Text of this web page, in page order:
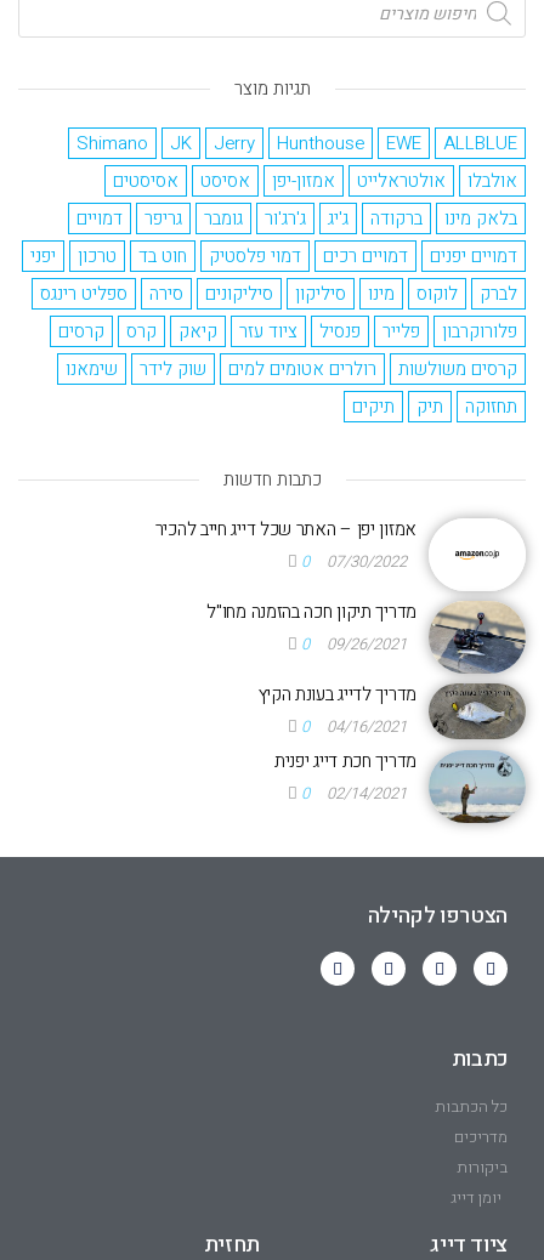
תגיות מוצר
ALLBLUE
EWE
Hunthouse
Jerry
JK
Shimano
אולבלו
אולטראלייט אמזון-יפן אסיסט
אסיסטים
בלאק מינו
ברקודה ג'יג ג'רג'ור גומבר גריפר
דמויים
דמויים יפנים
דמויים רכים דמוי פלסטיק חוט בד טרכון
יפני
לברק
לוקוס מינו סיליקון סיליקונים סירה
ספליט רינגס
פלורוקרבון
פלייר פנסיל ציוד עזר קיאק קרס
קרסים
קרסים משולשות
רולרים אטומים למים שוק לידר
שימאנו
תחזוקה
תיק תיקים
כתבות חדשות
אמזון יפן – האתר שכל דייג חייב להכיר
07/30/2022
0
מדריך תיקון חכה בהזמנה מחו"ל
09/26/2021
0
מדריך לדייג בעונת הקיץ
04/16/2021
0
מדריך חכת דייג יפנית
02/14/2021
0
הצטרפו לקהילה
כתבות
כל הכתבות
מדריכים
ביקורות
יומן דייג
ציוד דייג תחזית